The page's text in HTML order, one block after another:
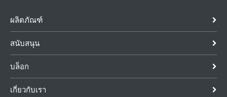
รับใบเสนอราคา
ที่มีการแข่งขัน
กัดกร่อน
ไฟฟ้าได้แล้ววันนี้
AUTOMATION
ผลิตภัณฑ์
สนับสนุน
บล็อก
เกี่ยวกับเรา